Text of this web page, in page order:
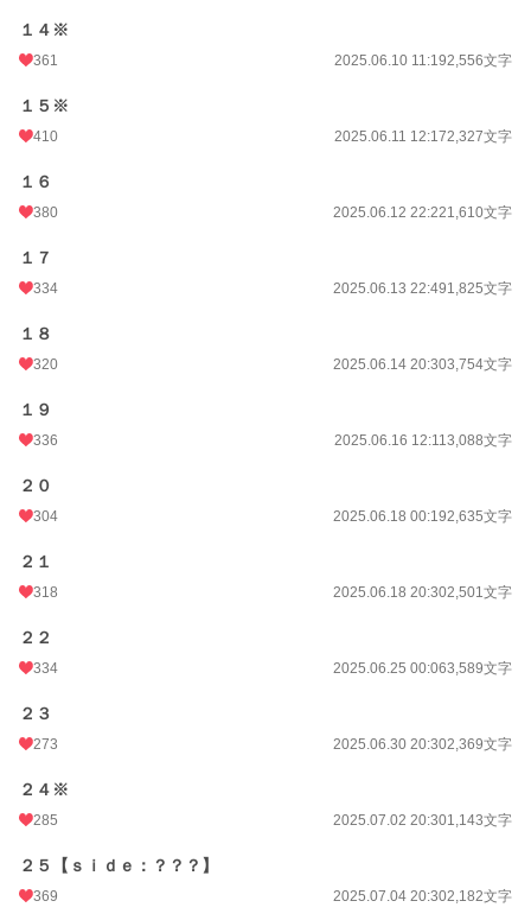
１４※
361 2025.06.10 11:192,556文字
１５※
410 2025.06.11 12:172,327文字
１６
380 2025.06.12 22:221,610文字
１７
334 2025.06.13 22:491,825文字
１８
320 2025.06.14 20:303,754文字
１９
336 2025.06.16 12:113,088文字
２０
304 2025.06.18 00:192,635文字
２１
318 2025.06.18 20:302,501文字
２２
334 2025.06.25 00:063,589文字
２３
273 2025.06.30 20:302,369文字
２４※
285 2025.07.02 20:301,143文字
２５【ｓｉｄｅ：？？？】
369 2025.07.04 20:302,182文字